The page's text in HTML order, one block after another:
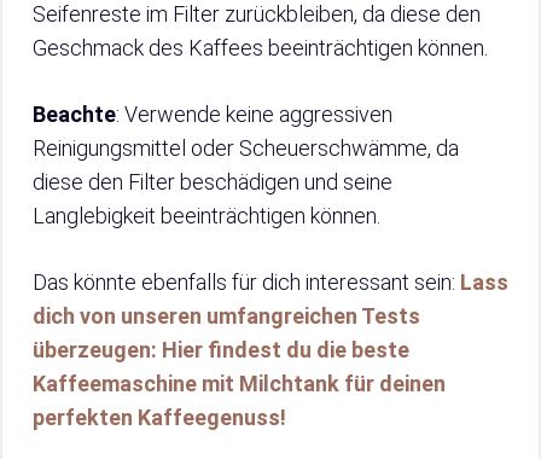
Seifenreste im Filter zurückbleiben, da diese den
Geschmack des Kaffees beeinträchtigen können.
Beachte: Verwende keine aggressiven
Reinigungsmittel oder Scheuerschwämme, da
diese den Filter beschädigen und seine
Langlebigkeit beeinträchtigen können.
Das könnte ebenfalls für dich interessant sein: Lass
dich von unseren umfangreichen Tests
überzeugen: Hier findest du die beste
Kaffeemaschine mit Milchtank für deinen
perfekten Kaffeegenuss!